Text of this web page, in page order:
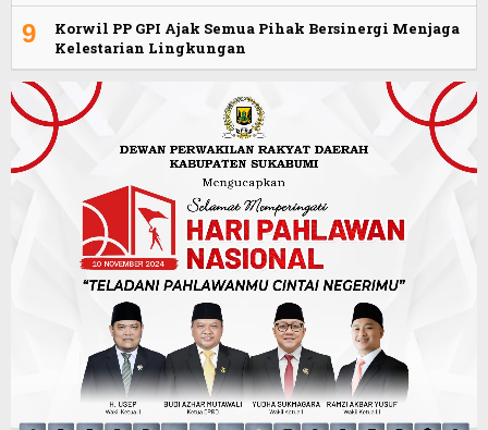
9
Korwil PP GPI Ajak Semua Pihak Bersinergi Menjaga
Kelestarian Lingkungan